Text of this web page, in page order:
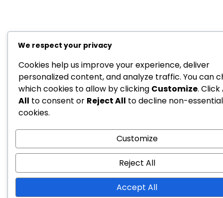
We respect your privacy
Cookies help us improve your experience, deliver
personalized content, and analyze traffic. You can
which cookies to allow by clicking Customize. Click
All to consent or Reject All to decline non-essential
cookies.
Customize
Reject All
Accept All